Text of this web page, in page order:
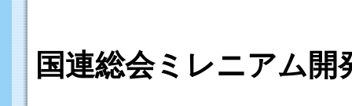
国連総会ミレニアム